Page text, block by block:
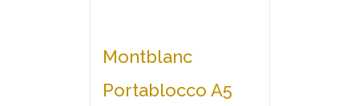
Montblanc
Portablocco A5